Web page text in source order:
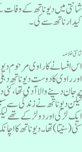
شانتی میں دیوناتھ کے وفات
کیدار ناتھ سے کی۔
شانتی خلاصہ
اس افسانے کا راوی مرحوم
اورراوی کا دوست دیوناتھ
پر جان دینے والا آدمی تھا،
لیکن دیوناتھ نے زندگی سے
ایک لڑکی اوردو لڑکے تھے لیکن
سنی (سنیتا) تھا۔ دیو ناتھ کا